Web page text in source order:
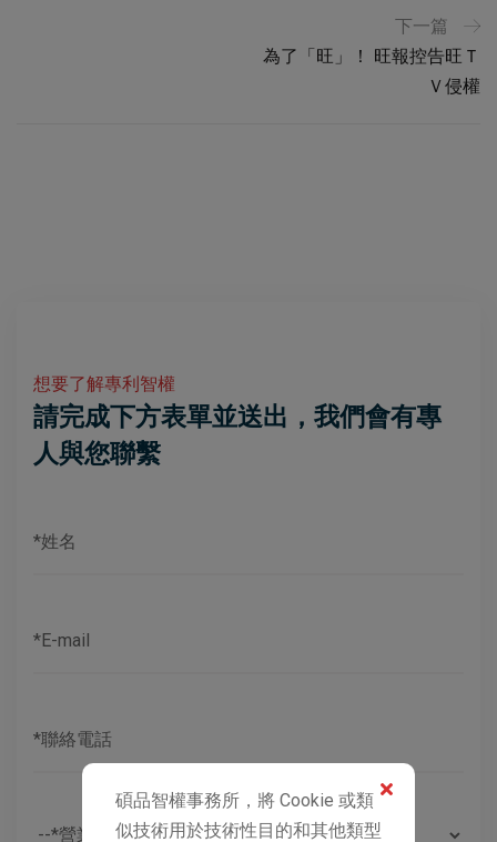
碩品智權事務所，將 Cookie 或類
似技術用於技術性目的和其他類型
下一篇
為了「旺」！ 旺報控告旺Ｔ
Ｖ侵權
想要了解專利智權
請完成下方表單並送出，我們會有專
人與您聯繫